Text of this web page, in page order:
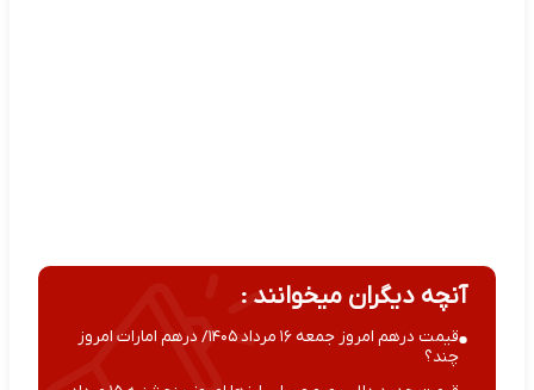
آنچه دیگران میخوانند :
قیمت درهم امروز جمعه ۱۶ مرداد ۱۴۰۵/ درهم امارات امروز
چند؟